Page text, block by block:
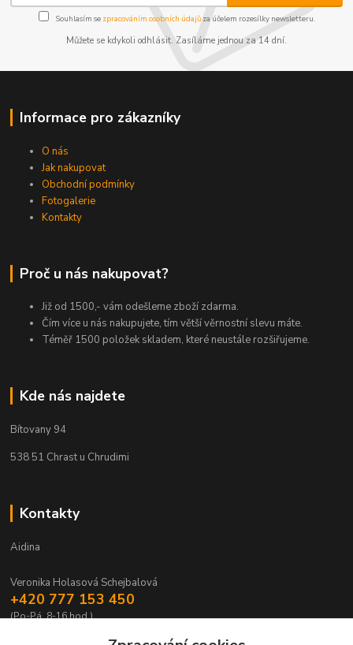
Souhlasím se zpracováním osobních údajůza účelem rozesílky newsletteru.
Můžete se kdykoli odhlásit. Zasíláme jednou za 14 dní.
Informace pro zákazníky
O nás
Jak nakupovat
Obchodní podmínky
Fotogalerie
Kontakty
Proč u nás nakupovat?
Již od 1500,- vám odešleme zboží zdarma.
Čím více u nás nakupujete, tím větší věrnostní slevu máte.
Téměř 1500 položek skladem, které neustále rozšiřujeme.
Kde nás najdete
Bítovany 94
538 51 Chrast u Chrudimi
Kontakty
Aidina
Veronika Holasová Schejbalová
+420 777 153 450
(Po-Pá, 8-16 hod.)